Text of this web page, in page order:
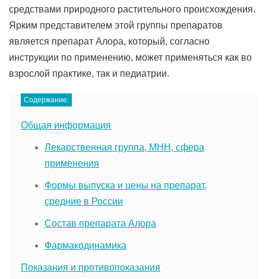
средствами природного растительного происхождения.
Ярким представителем этой группы препаратов
является препарат Алора, который, согласно
инструкции по применению, может применяться как во
взрослой практике, так и педиатрии.
Содержание:
Общая информация
Лекарственная группа, МНН, сфера
применения
Формы выпуска и цены на препарат,
средние в России
Состав препарата Алора
Фармакодинамика
Показания и противопоказания